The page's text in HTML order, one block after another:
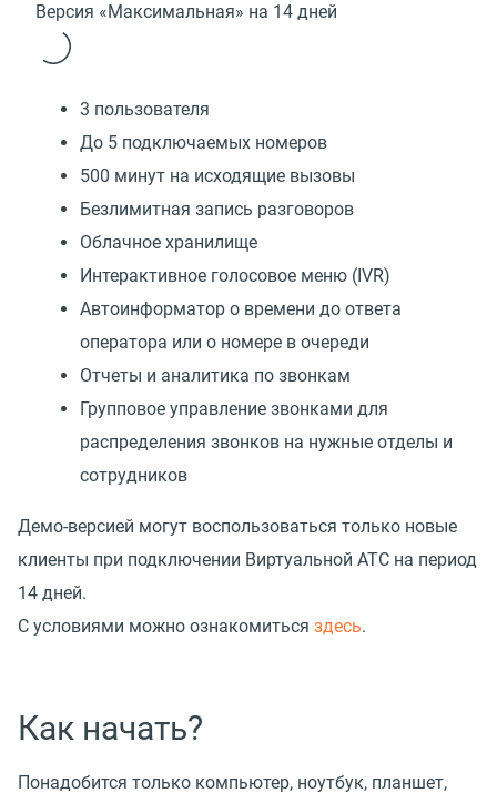
Версия «Максимальная» на 14 дней
3 пользователя
До 5 подключаемых номеров
500 минут на исходящие вызовы
Безлимитная запись разговоров
Облачное хранилище
Интерактивное голосовое меню (IVR)
Автоинформатор о времени до ответа
оператора или о номере в очереди
Отчеты и аналитика по звонкам
Групповое управление звонками для
распределения звонков на нужные отделы и
сотрудников
Демо-версией могут воспользоваться только новые
клиенты при подключении Виртуальной АТС на период
14 дней.
С условиями можно ознакомиться здесь.
Как начать?
Понадобится только компьютер, ноутбук, планшет,